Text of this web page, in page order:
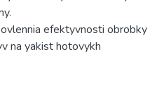
efektyvnosti obrobky
na yakist hotovykh